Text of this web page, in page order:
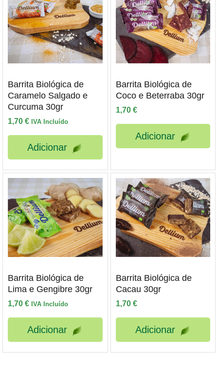
Barrita Biológica de
Caramelo Salgado e
Curcuma 30gr
1,70 € IVA Incluído
Adicionar
Barrita Biológica de
Coco e Beterraba 30gr
1,70 €
Adicionar
Barrita Biológica de
Lima e Gengibre 30gr
1,70 € IVA Incluído
Adicionar
Barrita Biológica de
Cacau 30gr
1,70 €
Adicionar